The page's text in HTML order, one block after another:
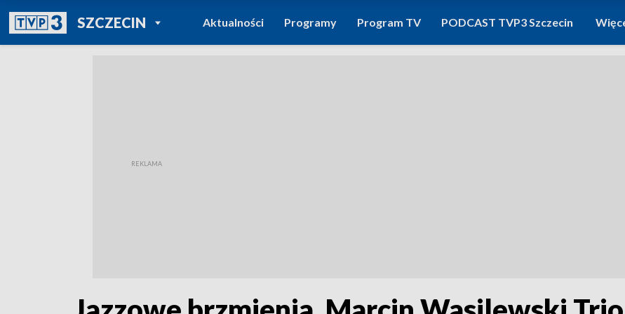
SZCZECINPOWRÓT DO
TVP REGIONY
Aktualności Programy Program TV PODCAST TVP3 Szczecin